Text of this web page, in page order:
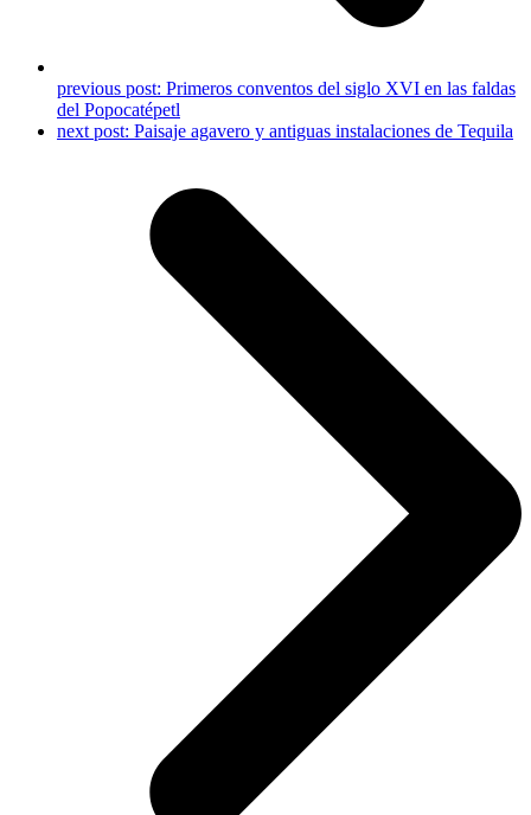
previous post: Primeros conventos del siglo XVI en las faldas
del Popocatépetl
next post: Paisaje agavero y antiguas instalaciones de Tequila